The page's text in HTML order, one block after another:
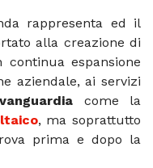
rappresenta ed il
alla creazione di
espansione
aziendale, ai servizi
come la
, ma soprattutto
prima e dopo la